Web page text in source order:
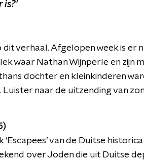
is?'
verhaal. Afgelopen week is er
waar Nathan Wijnperle en zijn
dochter en kleinkinderen
naar de uitzending van
van de Duitse
over Joden die uit Duitse